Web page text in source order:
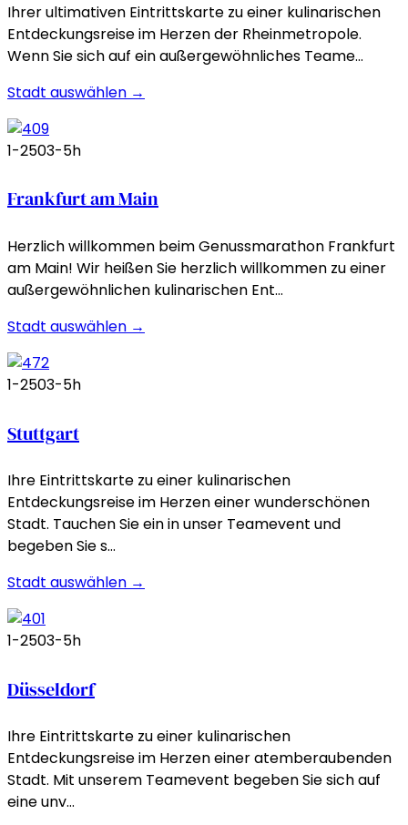
Ihrer ultimativen Eintrittskarte zu einer kulinarischen
Entdeckungsreise im Herzen der Rheinmetropole.
Wenn Sie sich auf ein außergewöhnliches Teame…
Stadt auswählen →
1-2503-5h
Frankfurt am Main
Herzlich willkommen beim Genussmarathon Frankfurt
am Main! Wir heißen Sie herzlich willkommen zu einer
außergewöhnlichen kulinarischen Ent…
Stadt auswählen →
1-2503-5h
Stuttgart
Ihre Eintrittskarte zu einer kulinarischen
Entdeckungsreise im Herzen einer wunderschönen
Stadt. Tauchen Sie ein in unser Teamevent und
begeben Sie s…
Stadt auswählen →
1-2503-5h
Düsseldorf
Ihre Eintrittskarte zu einer kulinarischen
Entdeckungsreise im Herzen einer atemberaubenden
Stadt. Mit unserem Teamevent begeben Sie sich auf
eine unv…